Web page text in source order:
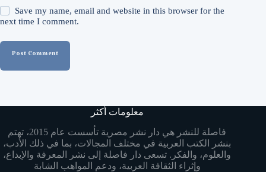
Save my name, email and website in this browser for the
next time I comment.
Post Comment
معلومات أكثر
فاصلة للنشر هي دار نشر مصرية تأسست عام 2015، تهتم
بنشر الكتب العربية في مختلف المجالات، بما في ذلك الأدب،
والعلوم، والفكر. تسعى دار فاصلة إلى نشر المعرفة والإبداع،
وإثراء الثقافة العربية، ودعم المواهب الشابة